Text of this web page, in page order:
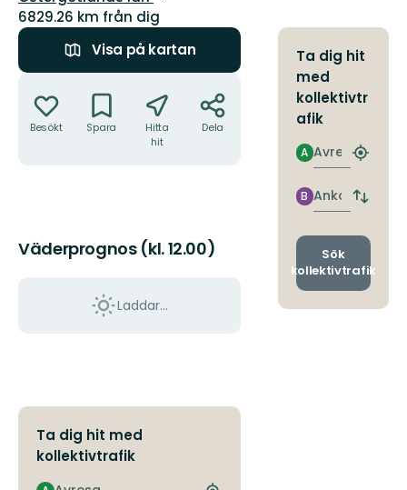
6829.26 km från dig
Visa på kartan
Besökt Spara
Hitta
hit
Dela
Väderprognos (kl. 12.00)
Laddar...
Ta dig hit med
kollektivtrafik
Ta dig hit
med
kollektivtr
afik
Avresa
A
Hitta
Ankomst
B
Byt
och
Sök
kollektivtrafik